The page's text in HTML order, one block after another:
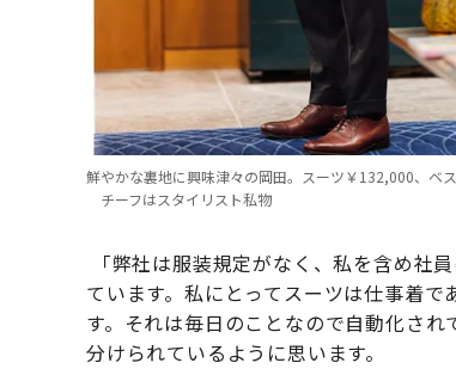
鮮やかな裏地に興味津々の岡田。スーツ￥132,000、ベ
チーフはスタイリスト私物
「弊社は服装規定がなく、私を含め社
ています。私にとってスーツは仕事着
す。それは毎日のことなので自動化さ
分けられているように思います。